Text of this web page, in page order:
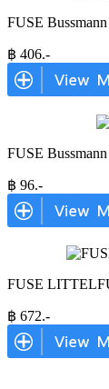
FUSE
฿ 406.-
FUSE
฿ 96.-
FUSE
฿ 672.-